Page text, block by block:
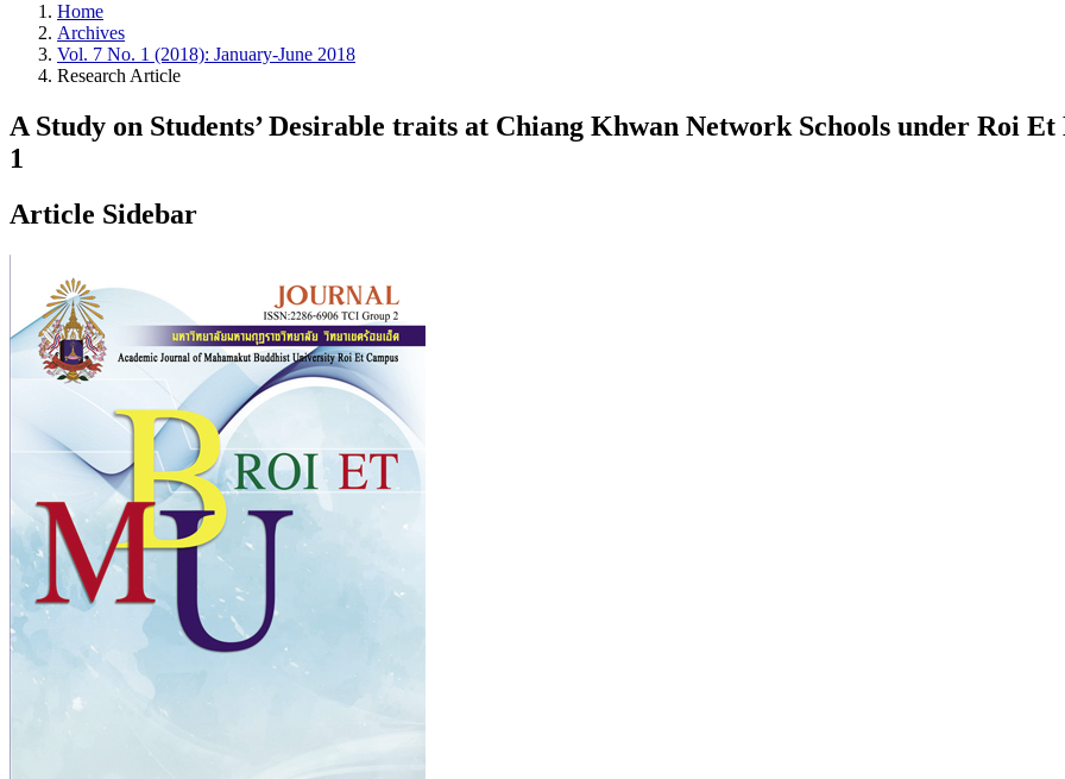
Home
Archives
Vol. 7 No. 1 (2018): January-June 2018
Research Article
A Study on Students’ Desirable traits at Chiang Khwan Network Schools under Roi
1
Article Sidebar